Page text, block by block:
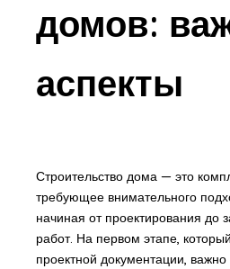
домов:
аспекты
Строительство дома — это
требующее внимательного
начиная от проектирования до
работ. На первом этапе,
проектной документации,